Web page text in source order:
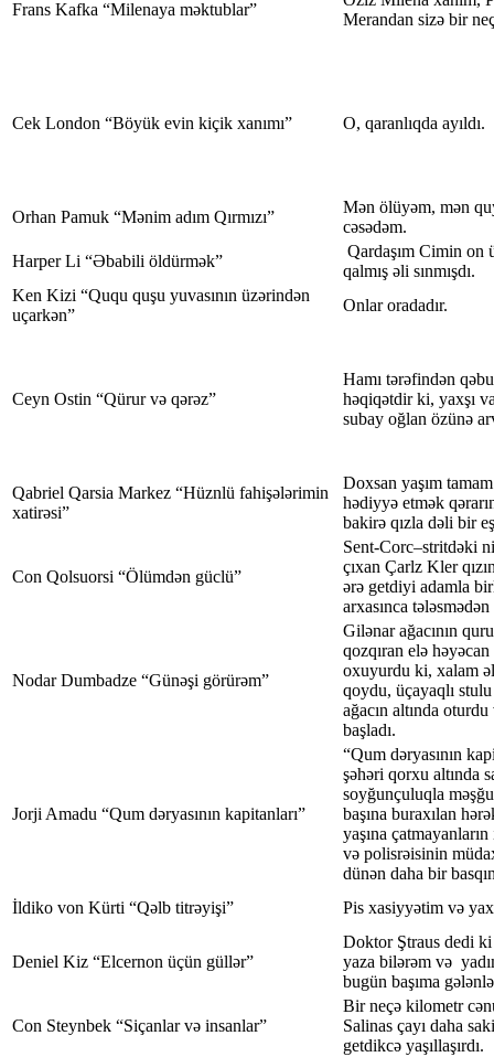
Frans Kafka “Milenaya məktublar”
Merandan sizə bir
Cek London “Böyük evin kiçik xanımı” O, qaranlıqda ayıldı.
Orhan Pamuk “Mənim adım Qırmızı”
Mən ölüyəm, mən
cəsədəm.
Harper Li “Əbabili öldürmək”
Qardaşım Cimin on
qalmış əli sınmışdı.
Ken Kizi “Ququ quşu yuvasının üzərindən
uçarkən”
Onlar oradadır.
Ceyn Ostin “Qürur və qərəz”
Hamı tərəfindən
həqiqətdir ki, yaxşı
subay oğlan özünə
Qabriel Qarsia Markez “Hüznlü fahişələrimin
xatirəsi”
Doxsan yaşım
hədiyyə etmək
bakirə qızla dəli bir
Con Qolsuorsi “Ölümdən güclü”
Sent-Corc–stritdəki
çıxan Çarlz Kler
ərə getdiyi adamla
arxasınca tələsmədən
Nodar Dumbadze “Günəşi görürəm”
Gilənar ağacının
qozqıran elə
oxuyurdu ki, xalam
qoydu, üçayaqlı stulu
ağacın altında
başladı.
Jorji Amadu “Qum dəryasının kapitanları”
“Qum dəryasının
şəhəri qorxu altında
soyğunçuluqla
başına buraxılan
yaşına
və polisrəisinin
dünən daha bir
İldiko von Kürti “Qəlb titrəyişi”
Pis xasiyyətim və
Deniel Kiz “Elcernon üçün güllər”
Doktor Ştraus dedi
yaza bilərəm və
bugün başıma
Con Steynbek “Siçanlar və insanlar”
Bir neçə kilometr
Salinas çayı daha
getdikcə yaşıllaşırdı.